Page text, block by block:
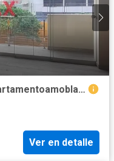
Alquilo Hermoso Y Amplio Departamentoamoblado-Covicorti-Vista A 2 Parques (Frente Al Colegio De Abogados)-163M2A.C..-S/2850
Ver en detalle